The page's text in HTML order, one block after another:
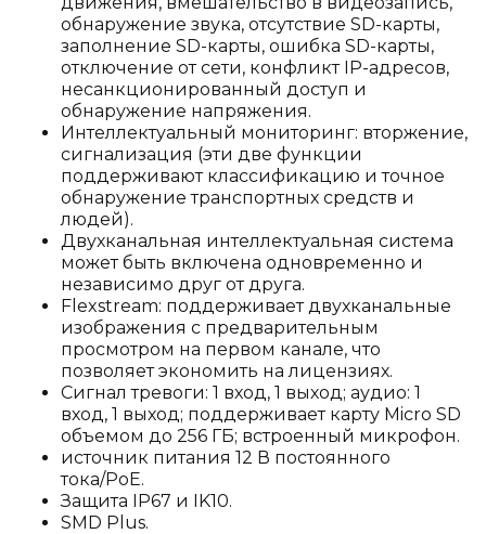
обнаружение звука, отсутствие SD-карты,
заполнение SD-карты, ошибка SD-карты,
отключение от сети, конфликт IP-адресов,
несанкционированный доступ и
обнаружение напряжения.
Интеллектуальный мониторинг: вторжение,
сигнализация (эти две функции
поддерживают классификацию и точное
обнаружение транспортных средств и
людей).
Двухканальная интеллектуальная система
может быть включена одновременно и
независимо друг от друга.
Flexstream: поддерживает двухканальные
изображения с предварительным
просмотром на первом канале, что
позволяет экономить на лицензиях.
Сигнал тревоги: 1 вход, 1 выход; аудио: 1
вход, 1 выход; поддерживает карту Micro SD
объемом до 256 ГБ; встроенный микрофон.
источник питания 12 В постоянного
тока/PoE.
Защита IP67 и IK10.
SMD Plus.